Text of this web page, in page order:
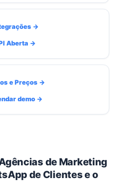
de Marketing
de Clientes e o
→
Aberta →
e Preços →
demo →